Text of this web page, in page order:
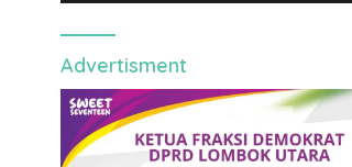
Advertisment